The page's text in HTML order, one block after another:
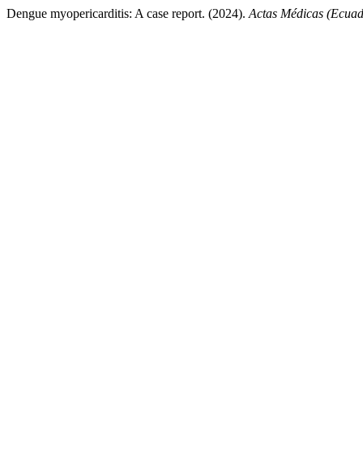
Dengue myopericarditis: A case report. (2024). Actas Médicas